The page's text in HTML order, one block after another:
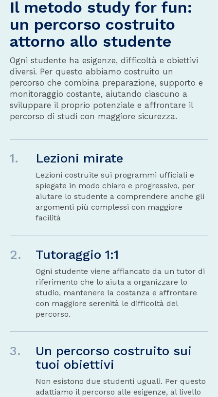
Il metodo study for fun:
un percorso costruito
attorno allo studente
Ogni studente ha esigenze, difficoltà e obiettivi
diversi. Per questo abbiamo costruito un
percorso che combina preparazione, supporto e
monitoraggio costante, aiutando ciascuno a
sviluppare il proprio potenziale e affrontare il
percorso di studi con maggiore sicurezza.
1. Lezioni mirate
Lezioni costruite sui programmi ufficiali e
spiegate in modo chiaro e progressivo, per
aiutare lo studente a comprendere anche gli
argomenti più complessi con maggiore
facilità
2. Tutoraggio 1:1
Ogni studente viene affiancato da un tutor di
riferimento che lo aiuta a organizzare lo
studio, mantenere la costanza e affrontare
con maggiore serenità le difficoltà del
percorso.
3.
Un percorso costruito sui
tuoi obiettivi
Non esistono due studenti uguali. Per questo
adattiamo il percorso alle esigenze, al livello